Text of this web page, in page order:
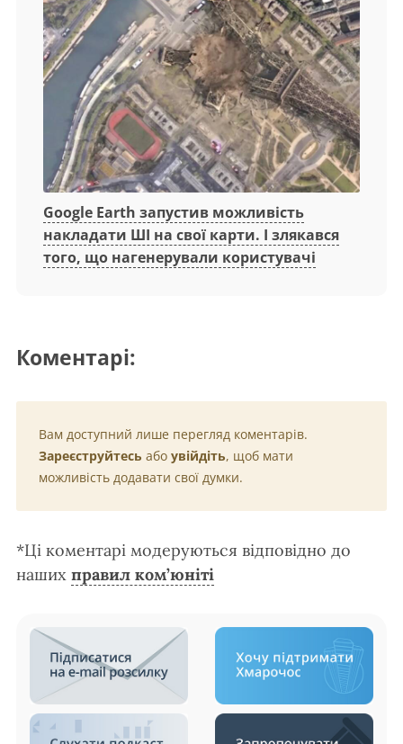
Google Earth запустив можливість
накладати ШІ на свої карти. І злякався
того, що нагенерували користувачі
Коментарі:
Вам доступний лише перегляд коментарів.
Зареєструйтесь або увійдіть, щоб мати
можливість додавати свої думки.
*Ці коментарі модеруються відповідно до
наших правил ком’юніті